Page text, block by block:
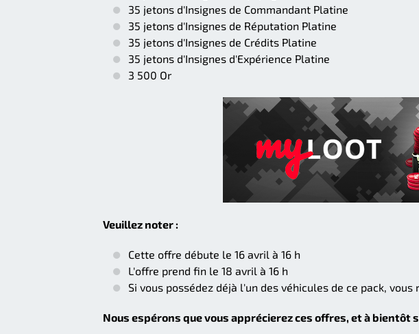
35 jetons d'Insignes de Commandant Platine
35 jetons d'Insignes de Réputation Platine
35 jetons d'Insignes de Crédits Platine
35 jetons d'Insignes d'Expérience Platine
3 500 Or
Veuillez noter :
Cette offre débute le 16 avril à 16 h
L'offre prend fin le 18 avril à 16 h
Si vous possédez déjà l'un des véhicules de ce pack,
Nous espérons que vous apprécierez ces offres, et à bientôt